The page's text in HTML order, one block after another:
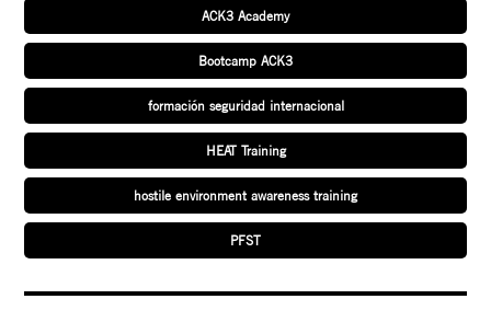
ACK3 Academy
Bootcamp ACK3
formación seguridad internacional
HEAT Training
hostile environment awareness training
PFST